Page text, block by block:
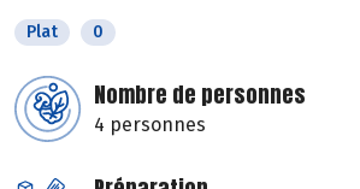
Plat 0
Nombre de personnes
4 personnes